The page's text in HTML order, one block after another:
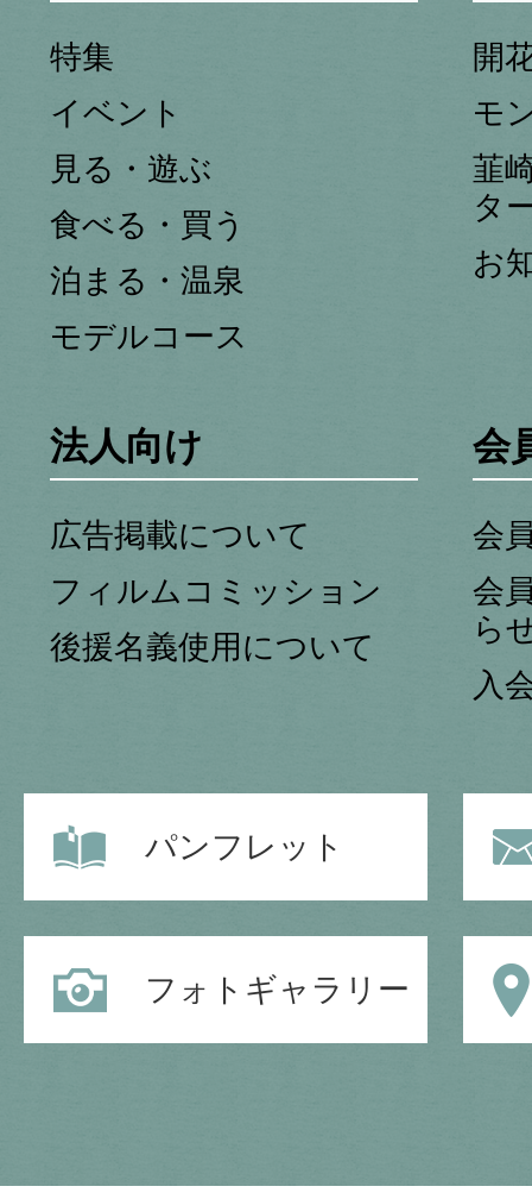
特集
イベント
見る・遊ぶ
食べる・買う
泊まる・温泉
モデルコース
開
モ
韮
タ
お
法人向け
広告掲載について
フィルムコミッション
後援名義使用について
会
会
会
ら
入
パンフレット
フォトギャラリー